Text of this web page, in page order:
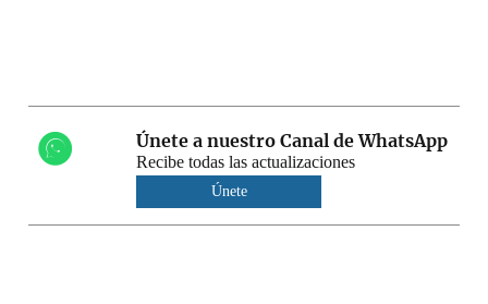
Únete a nuestro Canal de WhatsApp
Recibe todas las actualizaciones
Únete